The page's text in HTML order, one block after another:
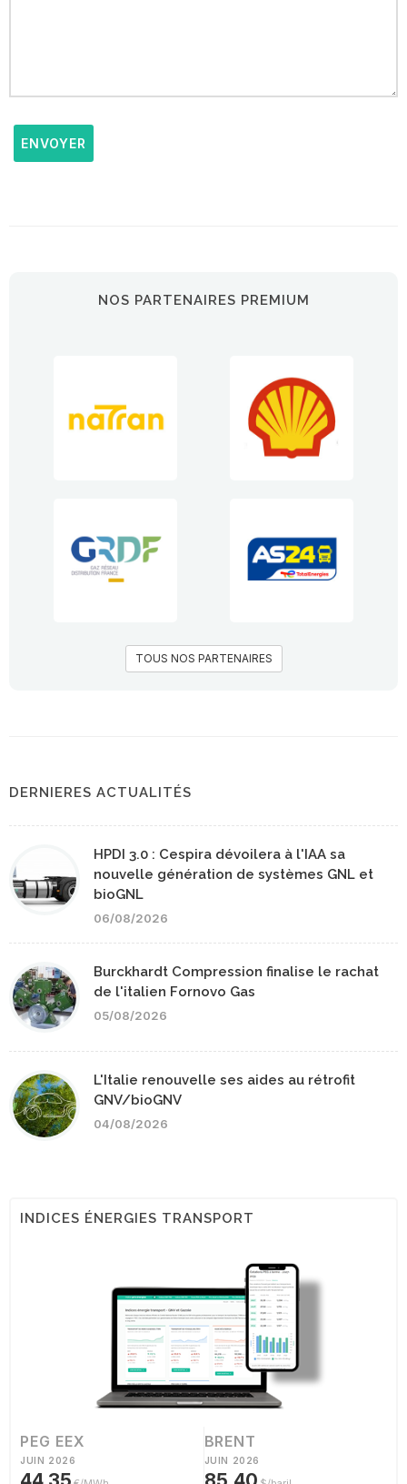
ENVOYER
NOS PARTENAIRES PREMIUM
TOUS NOS PARTENAIRES
DERNIERES ACTUALITÉS
HPDI 3.0 : Cespira dévoilera à l'IAA sa
nouvelle génération de systèmes GNL et
bioGNL
06/08/2026
Burckhardt Compression finalise le rachat
de l'italien Fornovo Gas
05/08/2026
L'Italie renouvelle ses aides au rétrofit
GNV/bioGNV
04/08/2026
INDICES ÉNERGIES TRANSPORT
PEG EEX
JUIN 2026
BRENT
JUIN 2026